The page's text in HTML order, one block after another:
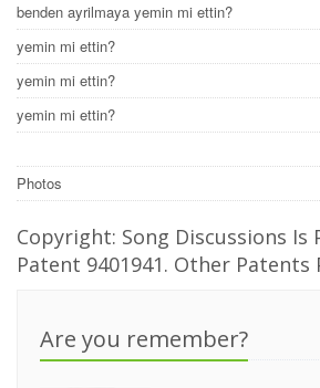
benden ayrilmaya yemin mi ettin?
yemin mi ettin?
yemin mi ettin?
yemin mi ettin?
Photos
Copyright: Song Discussions Is
Patent 9401941. Other Patents
Are you remember?